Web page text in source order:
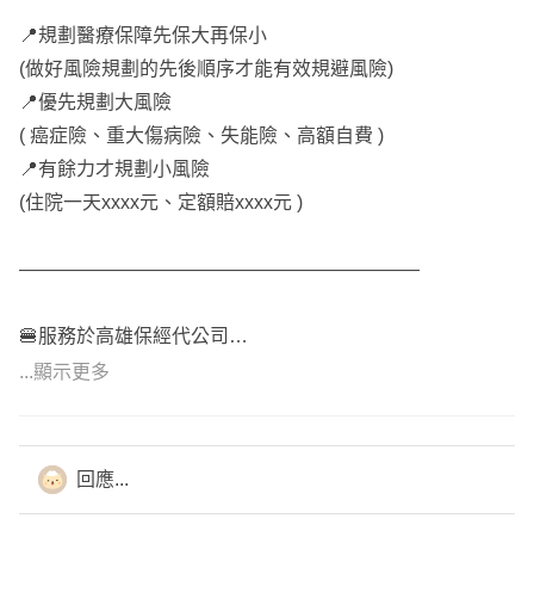
♨️意外
小朋友意外頻傳，規劃多種意外險種避免後續的就醫負擔。
意外失能、意外扶助金、意外實支實付、意外日額、意外骨
折。
尤其避免因不小心發生的嚴重燒燙傷需要長期治療植皮、除
疤、壓力衣....
癌症治療的方式非常多，不像以前癌症被視為絕症。
健保放化療副作用非常高，有許多高額、自費的化療、放
瑟刀、真光刀
📍規劃醫療保障先保大再保小
(做好風險規劃的先後順序才能有效規避風險)
📍優先規劃大風險
( 癌症險、重大傷病險、失能險、高額自費 )
📍有餘力才規劃小風險
(住院一天xxxx元、定額賠xxxx元 )
—————————————————————
🍔服務於高雄保經代公司
🍔考取15張以上金融證照
🍔勞動法令及稅務傳承
...顯示更多
回應...